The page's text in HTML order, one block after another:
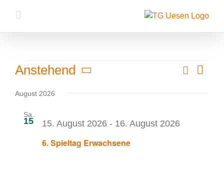
Inhalt
Veranstaltungen Suche
Liste
Anstehend
wählen.
August 2026
Sa.
15
6. Spieltag Erwachsene
15. August 2026 - 16. August 2026